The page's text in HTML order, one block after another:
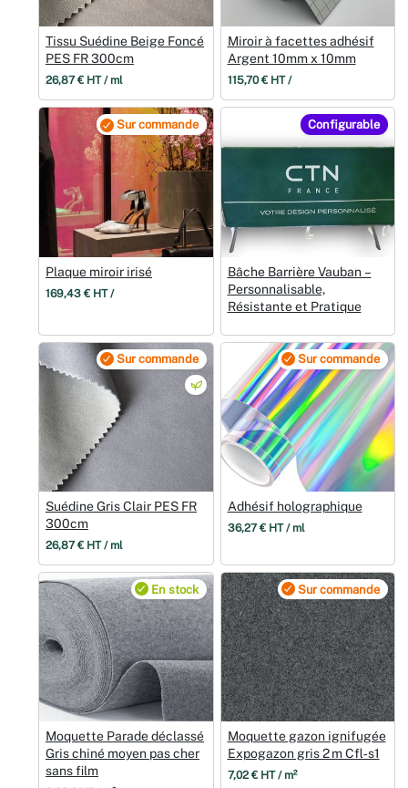
Tissu Suédine Beige Foncé
PES FR 300cm
26,87 € HT / ml
Miroir à facettes adhésif
Argent 10mm x 10mm
115,70 € HT /
Sur commande
Plaque miroir irisé
169,43 € HT /
Configurable
Bâche Barrière Vauban –
Personnalisable,
Résistante et Pratique
Sur commande
Suédine Gris Clair PES FR
300cm
26,87 € HT / ml
Sur commande
Adhésif holographique
36,27 € HT / ml
En stock
Moquette Parade déclassé
Gris chiné moyen pas cher
sans film
Sur commande
Moquette gazon ignifugée
Expogazon gris 2 m Cfl‑s1
7,02 € HT / m²